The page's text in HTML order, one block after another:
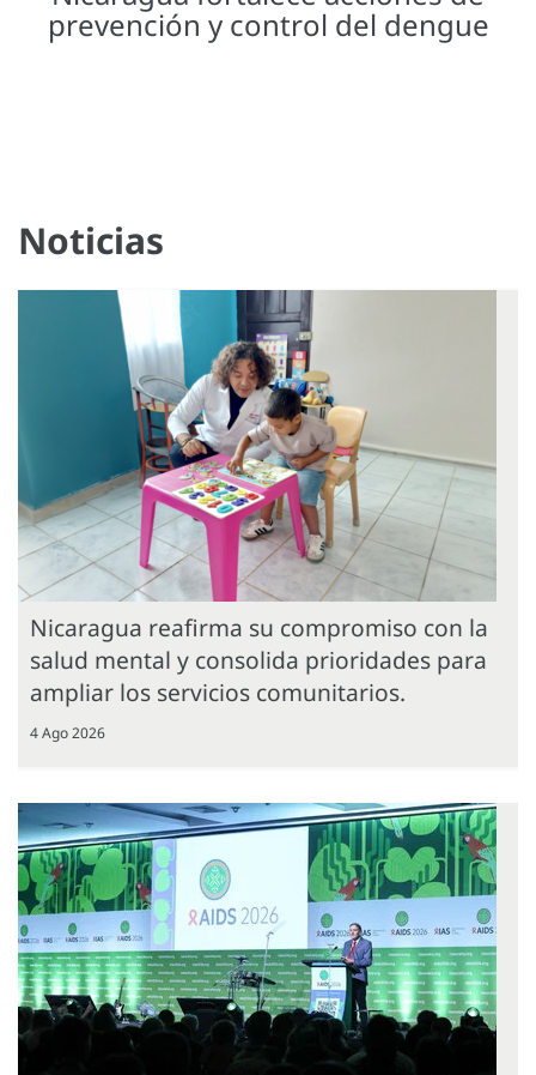
prevención y control del dengue
Noticias
Nicaragua reafirma su compromiso con la
salud mental y consolida prioridades para
ampliar los servicios comunitarios.
4 Ago 2026